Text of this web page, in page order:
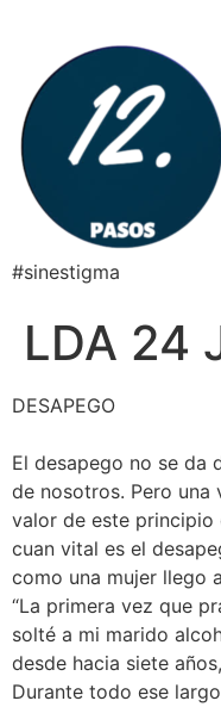
#sinestigma
LDA 24
DESAPEGO
El desapego no se da
de nosotros. Pero una
valor de este principio
cuan vital es el
como una mujer llego
“La primera vez que
solté a mi marido
desde hacia siete
Durante todo ese